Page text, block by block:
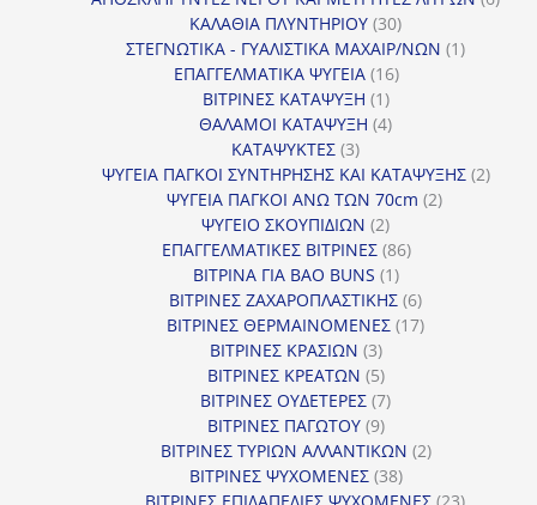
ΚΑΛΑΘΙΑ ΠΛΥΝΤΗΡΙΟΥ 3030
προϊόντα
ΣΤΕΓΝΩΤΙΚΑ - ΓΥΑΛΙΣΤΙΚΑ ΜΑΧΑΙΡ/ΝΩΝ 11
ΕΠΑΓΓΕΛΜΑΤΙΚΑ ΨΥΓΕΙΑ 1616
ΒΙΤΡΙΝΕΣ ΚΑΤΑΨΥΞΗ 11
προϊόν
ΘΑΛΑΜΟΙ ΚΑΤΑΨΥΞΗ 44
ΚΑΤΑΨΥΚΤΕΣ 33
προϊόντα
ΨΥΓΕΙΑ ΠΑΓΚΟΙ ΣΥΝΤΗΡΗΣΗΣ ΚΑΙ ΚΑΤΑΨΥΞΗΣ 22
ΨΥΓΕΙΑ ΠΑΓΚΟΙ ΑΝΩ ΤΩΝ 70cm 22
ΨΥΓΕΙΟ ΣΚΟΥΠΙΔΙΩΝ 22
προϊόντα
ΕΠΑΓΓΕΛΜΑΤΙΚΕΣ ΒΙΤΡΙΝΕΣ 8686
ΒΙΤΡΙΝΑ ΓΙΑ BAO BUNS 11
προϊόν
ΒΙΤΡΙΝΕΣ ΖΑΧΑΡΟΠΛΑΣΤΙΚΗΣ 66
προϊόντα
ΒΙΤΡΙΝΕΣ ΘΕΡΜΑΙΝΟΜΕΝΕΣ 1717
ΒΙΤΡΙΝΕΣ ΚΡΑΣΙΩΝ 33
προϊόντα
ΒΙΤΡΙΝΕΣ ΚΡΕΑΤΩΝ 55
προϊόντα
ΒΙΤΡΙΝΕΣ ΟΥΔΕΤΕΡΕΣ 77
ΒΙΤΡΙΝΕΣ ΠΑΓΩΤΟΥ 99
προϊόντα
ΒΙΤΡΙΝΕΣ ΤΥΡΙΩΝ ΑΛΛΑΝΤΙΚΩΝ 22
ΒΙΤΡΙΝΕΣ ΨΥΧΟΜΕΝΕΣ 3838
προϊόντα
23